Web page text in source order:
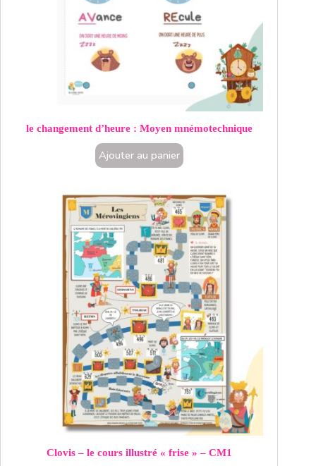
le changement d’heure : Moyen mnémotechnique
Ajouter au panier
Clovis – le cours illustré « frise » – CM1